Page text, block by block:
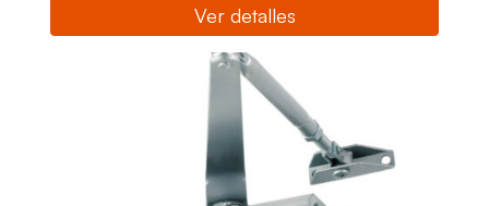
Ver detalles